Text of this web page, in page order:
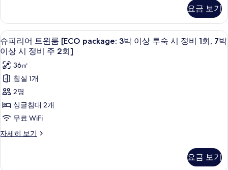
회,
7
박
이
상
시
정
비
주
2
사
정
1
회,
7
박
이
상
시
정
비
주
회]
히
기
세
히
보
기
요금 보기
슈
피
리
어
트
윈
룸
[ECO
package:
박
고급 침구, 객실 내 금고, 책상, 암막 커튼
4
슈피리어 트윈룸 [ECO package: 3박 이상 투숙 시 정비 1회, 7박
이상 시 정비 주 2회]
36㎡
침실 1개
2명
싱글침대 2개
무료 WiFi
자세히 보기
슈
요금 보기